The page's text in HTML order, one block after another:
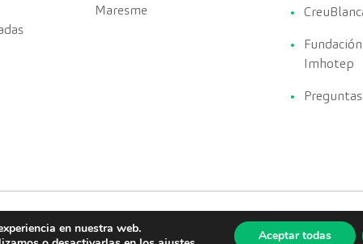
Maresme
Imhotep
en nuestra web.
Aceptar todas